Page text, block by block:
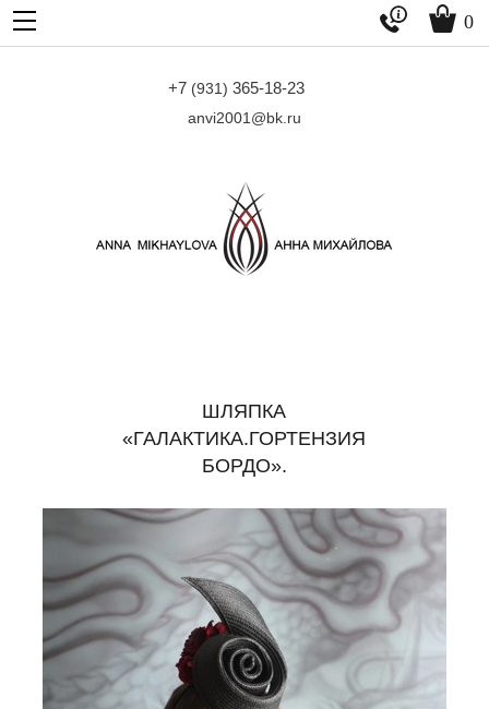
+7 (931) 365-18-23
anvi2001@bk.ru
  0
ШЛЯПКА
«ГАЛАКТИКА.ГОРТЕНЗИЯ
БОРДО».